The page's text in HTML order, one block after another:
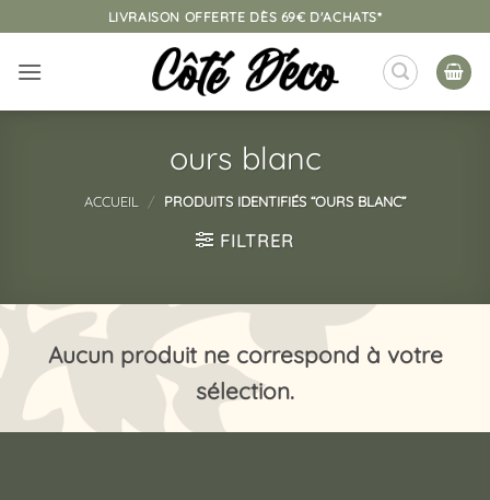
au
contenu
LIVRAISON OFFERTE DÈS 69€ D'ACHATS*
ours blanc
ACCUEIL / PRODUITS IDENTIFIÉS “OURS BLANC”
FILTRER
Aucun produit ne correspond à votre
sélection.